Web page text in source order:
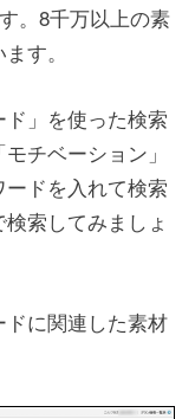
。8千万以上の素
す。
」を使った検索
チベーション」
ードを入れて検索
索してみましょ
に関連した素材